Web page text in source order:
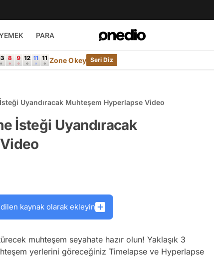
PARA
Zone Okey Seri Diz
Uyandıracak Muhteşem Hyperlapse Video
İsteği Uyandıracak
kaynak olarak ekleyin
muhteşem seyahate hazır olun! Yaklaşık 3
yerlerini göreceğiniz Timelapse ve Hyperlapse